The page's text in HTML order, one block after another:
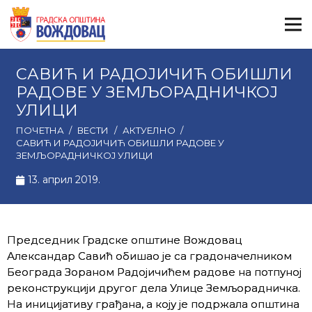
САВИЋ И РАДОЈИЧИЋ ОБИШЛИ
РАДОВЕ У ЗЕМЉОРАДНИЧКОЈ
УЛИЦИ
ПОЧЕТНА / ВЕСТИ / АКТУЕЛНО /
САВИЋ И РАДОЈИЧИЋ ОБИШЛИ РАДОВЕ У
ЗЕМЉОРАДНИЧКОЈ УЛИЦИ
13. април 2019.
Председник Градске општине Вождовац
Александар Савић обишао је са градоначелником
Београда Зораном Радојичићем радове на потпуној
реконструкцији другог дела Улице Земљорадничка.
На иницијативу грађана, а коју је подржала општина